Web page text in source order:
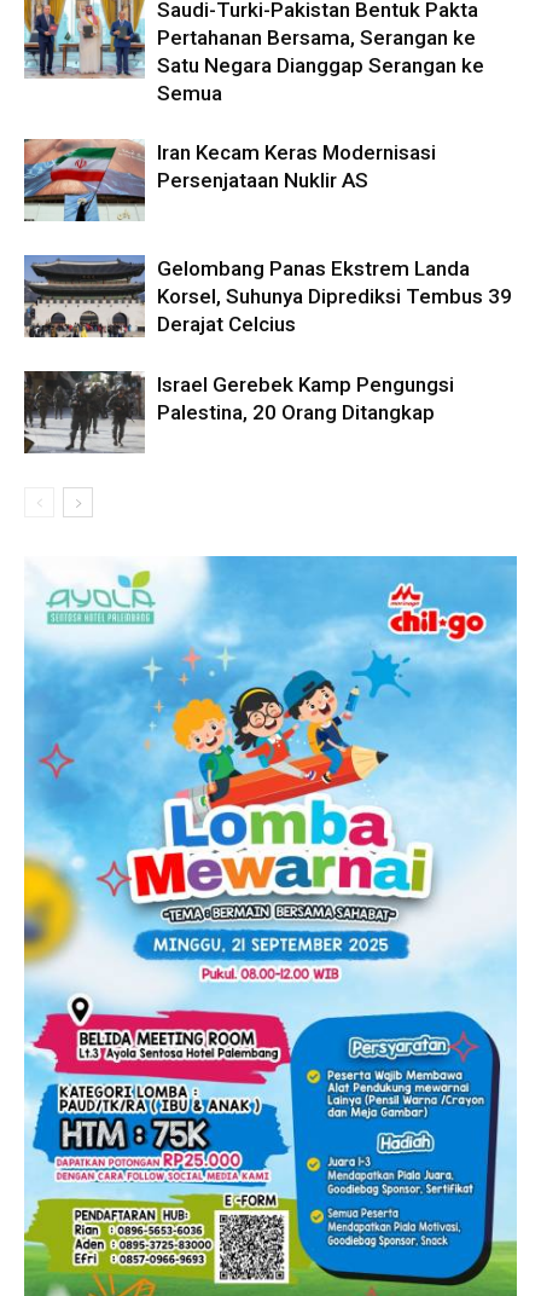
Saudi-Turki-Pakistan Bentuk Pakta
Pertahanan Bersama, Serangan ke
Satu Negara Dianggap Serangan ke
Semua
Iran Kecam Keras Modernisasi
Persenjataan Nuklir AS
Gelombang Panas Ekstrem Landa
Korsel, Suhunya Diprediksi Tembus 39
Derajat Celcius
Israel Gerebek Kamp Pengungsi
Palestina, 20 Orang Ditangkap